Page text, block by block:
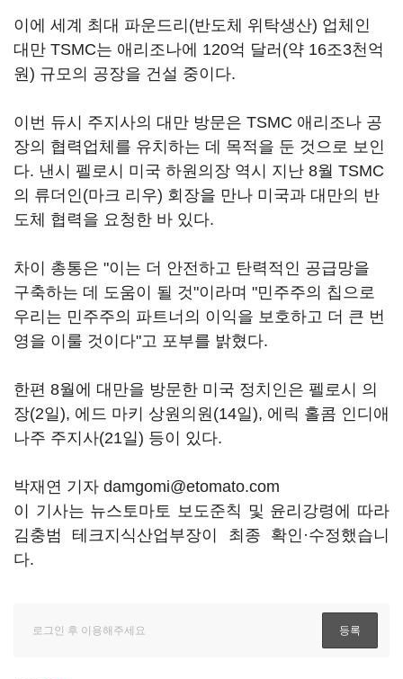
이에 세계 최대 파운드리(반도체 위탁생산) 업체인
대만 TSMC는 애리조나에 120억 달러(약 16조3천억
원) 규모의 공장을 건설 중이다.
이번 듀시 주지사의 대만 방문은 TSMC 애리조나 공
장의 협력업체를 유치하는 데 목적을 둔 것으로 보인
다. 낸시 펠로시 미국 하원의장 역시 지난 8월 TSMC
의 류더인(마크 리우) 회장을 만나 미국과 대만의 반
도체 협력을 요청한 바 있다.
차이 총통은 "이는 더 안전하고 탄력적인 공급망을
구축하는 데 도움이 될 것"이라며 "민주주의 칩으로
우리는 민주주의 파트너의 이익을 보호하고 더 큰 번
영을 이룰 것이다"고 포부를 밝혔다.
한편 8월에 대만을 방문한 미국 정치인은 펠로시 의
장(2일), 에드 마키 상원의원(14일), 에릭 홀콤 인디애
나주 주지사(21일) 등이 있다.
박재연 기자 damgomi@etomato.com
이 기사는 뉴스토마토 보도준칙 및 윤리강령에 따라
김충범 테크지식산업부장이 최종 확인·수정했습니
다.